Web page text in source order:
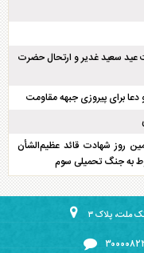
عید سعید غدیر و ارتحال حضرت
برای پیروزی جبهه مقاومت
روز شهادت قائد عظیم‌الشأن
به جنگ تحمیلی سوم
ملت، پلاک ۳